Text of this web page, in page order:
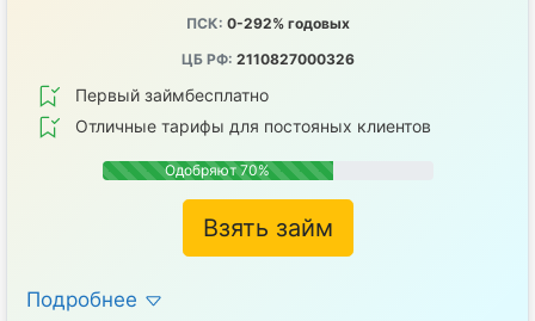
ПСК: 0-292% годовых
ЦБ РФ: 2110827000326
Первый займбесплатно
Отличные тарифы для постояных клиентов
Одобряют 70%
Взять займ
Подробнее